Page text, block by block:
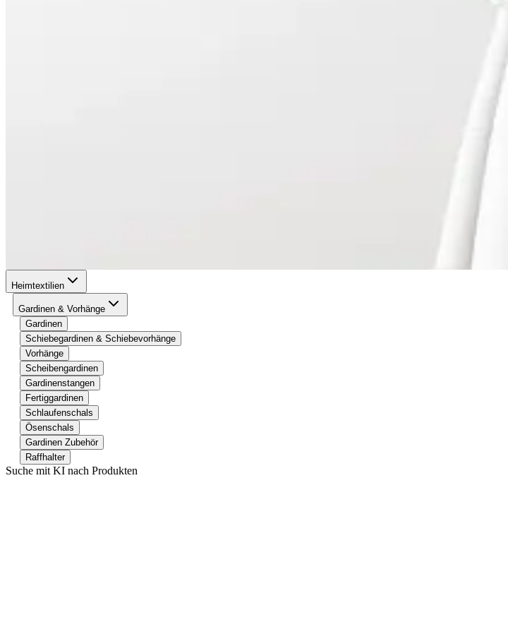
Heimtextilien
Gardinen & Vorhänge
Gardinen
Schiebegardinen & Schiebevorhänge
Vorhänge
Scheibengardinen
Gardinenstangen
Fertiggardinen
Schlaufenschals
Ösenschals
Gardinen Zubehör
Raffhalter
Suche mit KI nach Produkten